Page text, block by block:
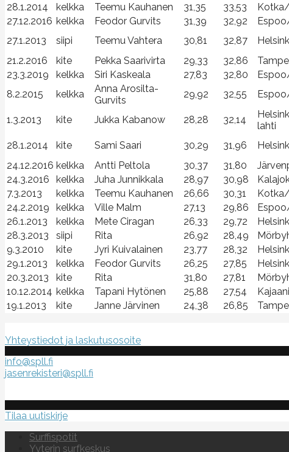
28.1.2014
kelkka Teemu Kauhanen 31,35 33,53
27.12.2016 kelkka Feodor Gurvits 31,39 32,92
27.1.2013
siipi Teemu Vahtera 30,81 32,87
21.2.2016
kite Pekka Saarivirta 29,33 32,86
23.3.2019
kelkka Siri Kaskeala 27,83 32,80
8.2.2015
kelkka
Anna Arosilta-
Gurvits
29,92 32,55
1.3.2013 kite Jukka Kabanow 28,28 32,14
lahti
28.1.2014 kite Sami Saari 30,29 31,96
24.12.2016 kelkka Antti Peltola 30,37 31,80
24.3.2016
kelkka Juha Junnikkala 28,97 30,98
7.3.2013
kelkka Teemu Kauhanen 26,66 30,31
24.2.2019
kelkka Ville Malm 27,13 29,86
26.1.2013
kelkka Mete Ciragan 26,33 29,72
28.3.2013
siipi Rita 26,92 28,49
9.3.2010
kite Jyri Kuivalainen 23,77 28,32
29.1.2013
kelkka Feodor Gurvits 26,25 27,85
20.3.2013
kite Rita 31,80 27,81
10.12.2014 kelkka Tapani Hytönen 25,88 27,54
19.1.2013
kite Janne Järvinen 24,38 26,85
Yhteystiedot ja laskutusosoite
info@spll.fi
jasenrekisteri@spll.fi
Tilaa uutiskirje
Surffispotit
Yyterin surfkeskus